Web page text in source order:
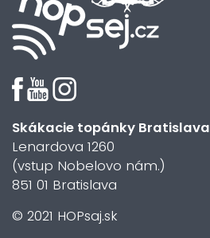
Skákacie topánky Bratislava
Lenardova 1260
(vstup Nobelovo nám.)
851 01 Bratislava
© 2021 HOPsaj.sk